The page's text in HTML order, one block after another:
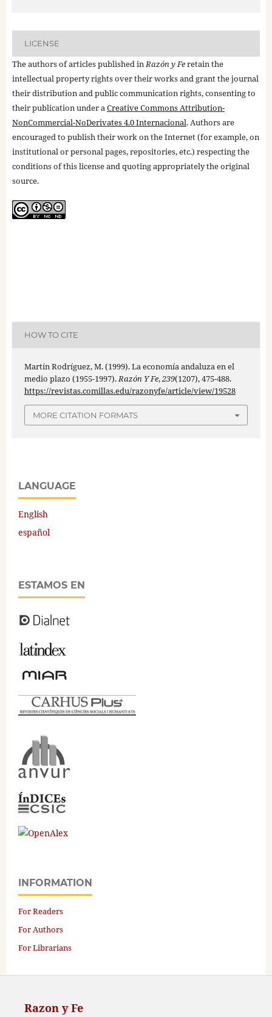
LICENSE
The authors of articles published inRazón y Feretain the
intellectual property rights over their works and grant the journal
their distribution and public communication rights, consenting to
their publication under aCreative Commons Attribution-
NonCommercial-NoDerivates 4.0 Internacional. Authors are
encouraged to publish their work on the Internet (for example, on
institutional or personal pages, repositories, etc.) respecting the
conditions of this license and quoting appropriately the original
source.
HOW TO CITE
Martín Rodríguez, M. (1999). La economía andaluza en el
medio plazo (1955-1997).Razón Y Fe,239(1207), 475-488.
https://revistas.comillas.edu/razonyfe/article/view/19528
MORE CITATION FORMATS
LANGUAGE
English
español
ESTAMOS EN
INFORMATION
For Readers
For Authors
For Librarians
Razon y Fe